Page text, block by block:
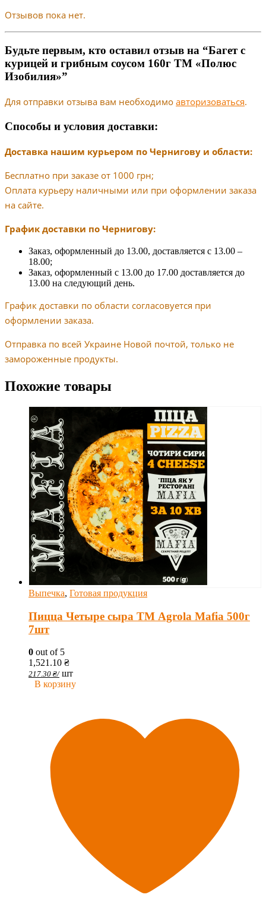
Отзывов пока нет.
Будьте первым, кто оставил отзыв на “Багет с
курицей и грибным соусом 160г ТМ «Полюс
Изобилия»”
Для отправки отзыва вам необходимо авторизоваться.
Способы и условия доставки:
Доставка нашим курьером по Чернигову и области:
Бесплатно при заказе от 1000 грн;
Оплата курьеру наличными или при оформлении заказа
на сайте.
График доставки по Чернигову:
Заказ, оформленный до 13.00, доставляется с 13.00 –
18.00;
Заказ, оформленный с 13.00 до 17.00 доставляется до
13.00 на следующий день.
График доставки по области согласовуется при
оформлении заказа.
Отправка по всей Украине Новой почтой, только не
замороженные продукты.
Похожие товары
Выпечка, Готовая продукция
Пицца Четыре сыра ТМ Agrola Mafia 500г
7шт
0 out of 5
1,521.10 ₴
217.30 ₴/ шт
В корзину